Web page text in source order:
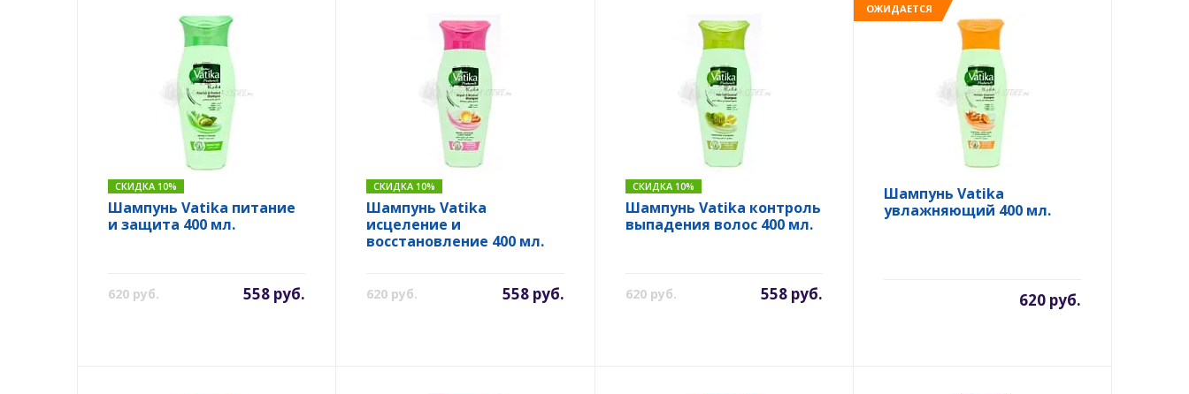
СКИДКА 10%
Шампунь Vatika питание
и защита 400 мл.
620 руб. 558 руб.
СКИДКА 10%
Шампунь Vatika
исцеление и
восстановление 400 мл.
620 руб. 558 руб.
СКИДКА 10%
Шампунь Vatika контроль
выпадения волос 400 мл.
620 руб. 558 руб.
ОЖИДАЕТСЯ
Шампунь Vatika
увлажняющий 400 мл.
620 руб.